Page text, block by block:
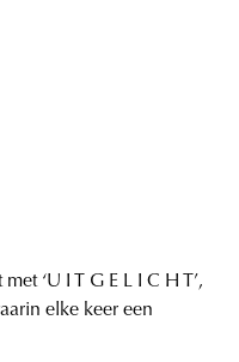
‘U I T G E L I C H T’,
elke keer een